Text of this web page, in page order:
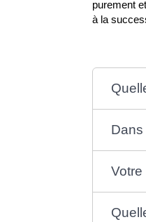
purement
à la
Votre